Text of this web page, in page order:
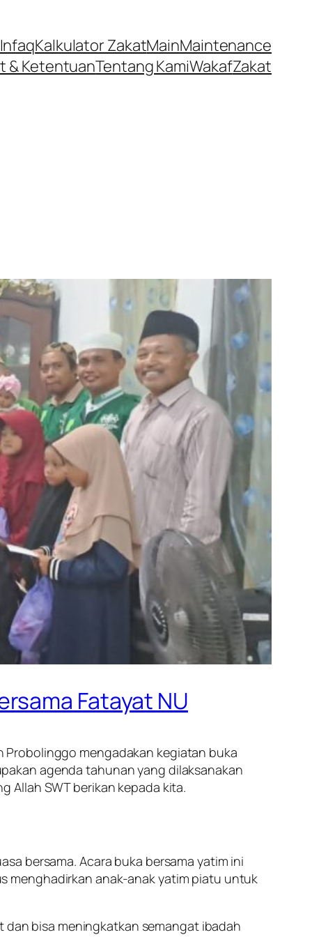
InfaqKalkulator ZakatMainMaintenance
& KetentuanTentang KamiWakafZakat
Fatayat NU
Probolinggo mengadakan kegiatan buka
agenda tahunan yang dilaksanakan
Allah SWT berikan kepada kita.
bersama. Acara buka bersama yatim ini
menghadirkan anak-anak yatim piatu untuk
dan bisa meningkatkan semangat ibadah